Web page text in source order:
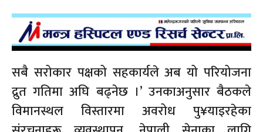
सबै सरोकार पक्षको सहकार्यले अब यो परियोजना
द्रुत गतिमा अघि बढ्नेछ ।’ उनकाअनुसार बैठकले
विमानस्थल विस्तारमा अवरोध पु¥याइरहेका